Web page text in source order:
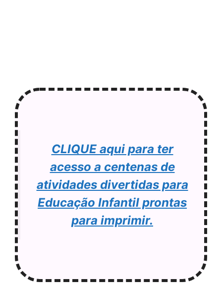
CLIQUE aqui para ter
acesso a centenas de
atividades divertidas para
Educação Infantil prontas
para imprimir.